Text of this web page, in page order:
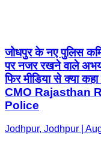
जोधपुर के नए पुलिस
पर नजर रखने वाले अभय
फिर मीडिया से क्या
CMO Rajasthan
Police
Jodhpur, Jodhpur |